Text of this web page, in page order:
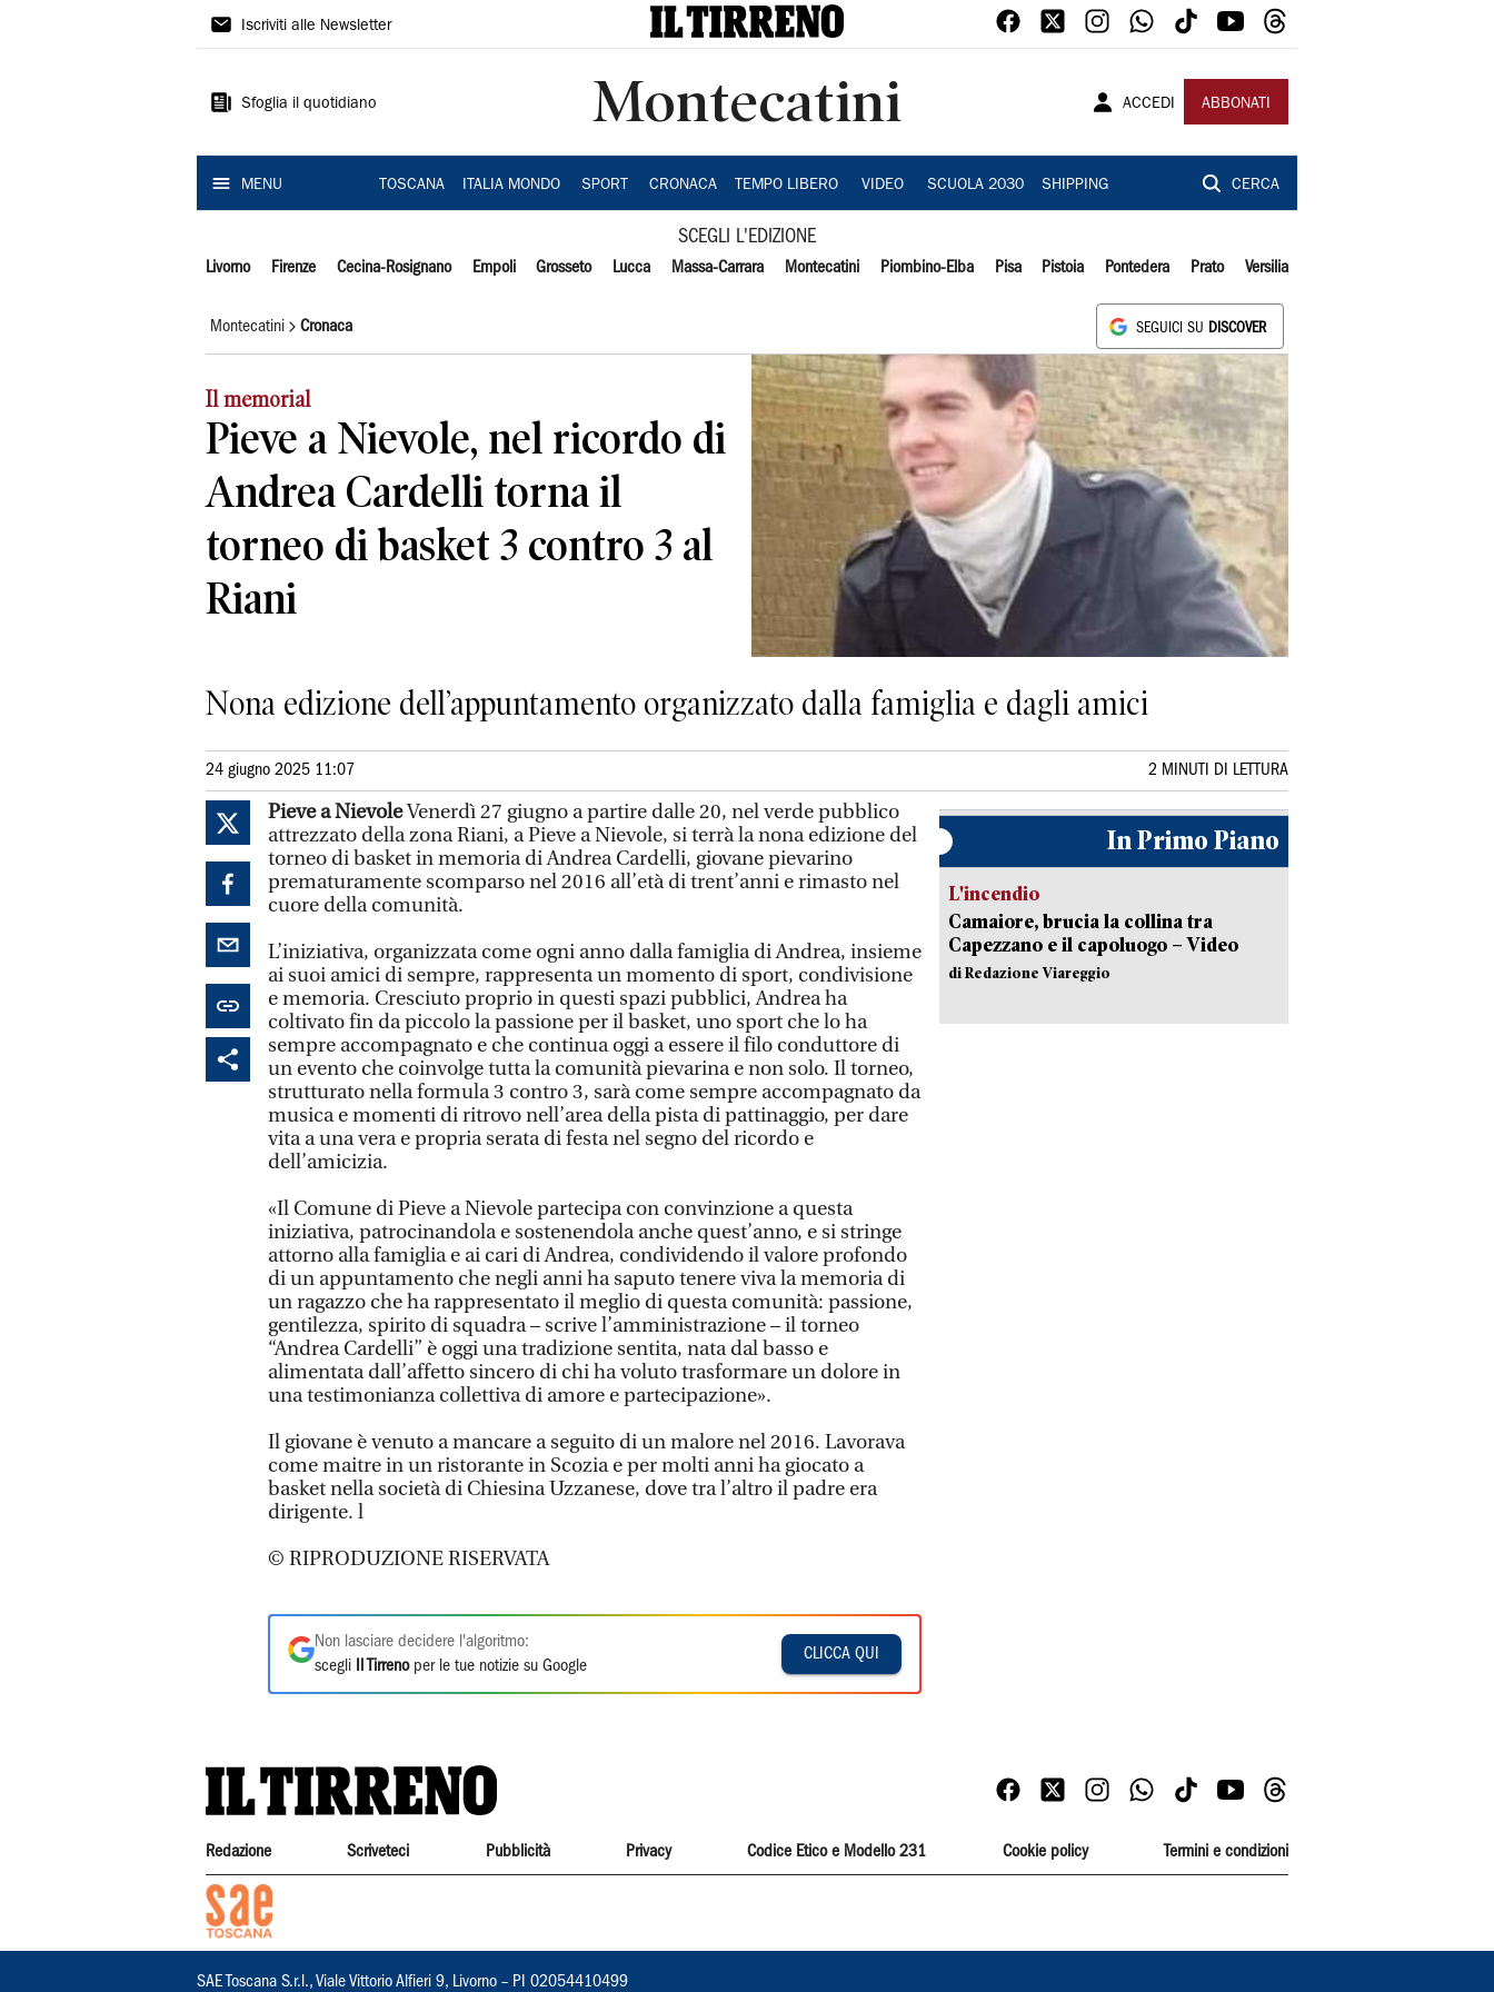
Il
Iscriviti alle Newsletter
Sfoglia il quotidiano Montecatini ACCEDI ABBONATI
MENU TOSCANA ITALIA MONDO SPORT CRONACA TEMPO LIBERO VIDEO SCUOLA 2030 SHIPPING CERCA
SCEGLI L'EDIZIONE
Livorno Firenze Cecina-Rosignano Empoli Grosseto Lucca Massa-Carrara Montecatini Piombino-Elba Pisa Pistoia Pontedera Prato Versilia
Montecatini Cronaca SEGUICI SU DISCOVER
Il memorial
Pieve a Nievole, nel ricordo di
Andrea Cardelli torna il
torneo di basket 3 contro 3 al
Riani
Nona edizione dell’appuntamento organizzato dalla famiglia e dagli amici
24 giugno 2025 11:07 2 MINUTI DI LETTURA
Pieve a NievoleVenerdì 27 giugno a partire dalle 20, nel verde pubblico
attrezzato della zona Riani, a Pieve a Nievole, si terrà la nona edizione del
torneo di basket in memoria di Andrea Cardelli, giovane pievarino
prematuramente scomparso nel 2016 all’età di trent’anni e rimasto nel
cuore della comunità.
L’iniziativa, organizzata come ogni anno dalla famiglia di Andrea, insieme
ai suoi amici di sempre, rappresenta un momento di sport, condivisione
e memoria. Cresciuto proprio in questi spazi pubblici, Andrea ha
coltivato fin da piccolo la passione per il basket, uno sport che lo ha
sempre accompagnato e che continua oggi a essere il filo conduttore di
un evento che coinvolge tutta la comunità pievarina e non solo. Il torneo,
strutturato nella formula 3 contro 3, sarà come sempre accompagnato da
musica e momenti di ritrovo nell’area della pista di pattinaggio, per dare
vita a una vera e propria serata di festa nel segno del ricordo e
dell’amicizia.
«Il Comune di Pieve a Nievole partecipa con convinzione a questa
iniziativa, patrocinandola e sostenendola anche quest’anno, e si stringe
attorno alla famiglia e ai cari di Andrea, condividendo il valore profondo
di un appuntamento che negli anni ha saputo tenere viva la memoria di
un ragazzo che ha rappresentato il meglio di questa comunità: passione,
gentilezza, spirito di squadra – scrive l’amministrazione – il torneo
“Andrea Cardelli” è oggi una tradizione sentita, nata dal basso e
alimentata dall’affetto sincero di chi ha voluto trasformare un dolore in
una testimonianza collettiva di amore e partecipazione».
Il giovane è venuto a mancare a seguito di un malore nel 2016. Lavorava
come maitre in un ristorante in Scozia e per molti anni ha giocato a
basket nella società di Chiesina Uzzanese, dove tra l’altro il padre era
dirigente. l
© RIPRODUZIONE RISERVATA
Non lasciare decidere l'algoritmo:
scegli
Il Tirrenoper le tue notizie su Google
CLICCA QUI
In Primo Piano
L'incendio
Camaiore, brucia la collina tra
Capezzano e il capoluogo – Video
di Redazione Viareggio
Redazione Scriveteci Pubblicità Privacy Codice Etico e Modello 231 Cookie policy Termini e condizioni
SAE Toscana S.r.l., Viale Vittorio Alfieri 9, Livorno – PI 02054410499